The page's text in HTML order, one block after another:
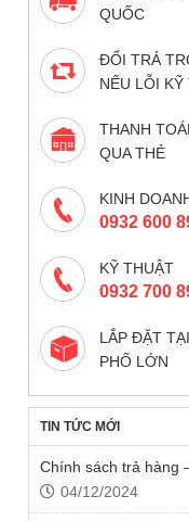
QUỐC
ĐỔI TRẢ
NẾU LỖI KỸ
THANH
QUA THẺ
KINH
0932 600
KỸ THUẬT
0932 700
LẮP ĐẶT
PHỐ LỚN
TIN TỨC MỚI
Chính sách trả hàng
04/12/2024